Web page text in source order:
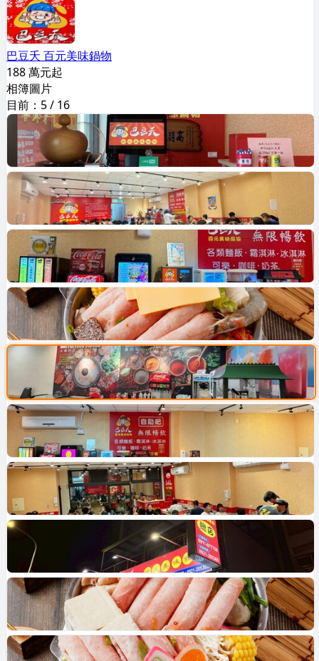
巴豆夭 百元美味鍋物
188 萬元起
相簿圖片
目前： 5/ 16